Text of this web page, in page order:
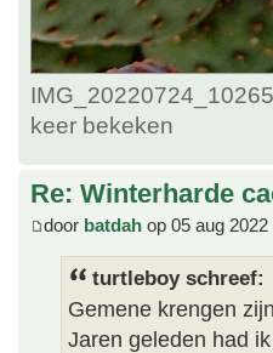
keer bekeken
Re: Winterharde
door batdah op 05 aug 2022
turtleboy schreef:
Gemene krengen
Jaren geleden had